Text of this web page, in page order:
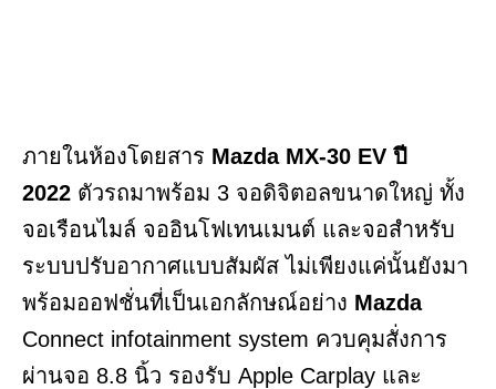
ภายในห้องโดยสาร Mazda MX-30 EV ปี
2022 ตัวรถมาพร้อม 3 จอดิจิตอลขนาดใหญ่ ทั้ง
จอเรือนไมล์ จออินโฟเทนเมนต์ และจอสำหรับ
ระบบปรับอากาศแบบสัมผัส ไม่เพียงแค่นั้นยังมา
พร้อมออฟชั่นที่เป็นเอกลักษณ์อย่าง Mazda
Connect infotainment system ควบคุมสั่งการ
ผ่านจอ 8.8 นิ้ว รองรับ Apple Carplay และ